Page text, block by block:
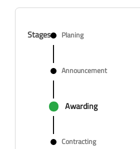
Stages Planing
Announcement
Awarding
Contracting